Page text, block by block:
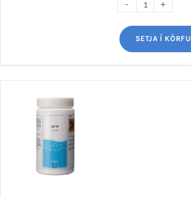
SETJA Í KÖRFU